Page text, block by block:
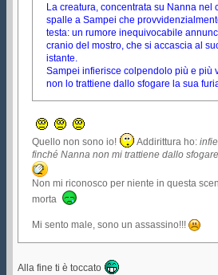
La creatura, concentrata su Nanna nel
spalle a Sampei che
testa: un rumore inequivocabile
cranio del mostro, che si accascia al
istante.
Sampei infierisce colpendolo più e più
non lo trattiene dallo sfogare la sua
Quello non sono io! Addirittura ho:
finché Nanna non mi trattiene dallo
Non mi riconosco per niente in questa
morta
Mi sento male, sono un assassino!!!
Alla fine ti è toccato